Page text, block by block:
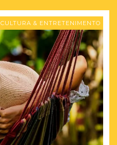
CULTURA & ENTRETENIMENTO